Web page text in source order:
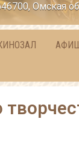
Омская